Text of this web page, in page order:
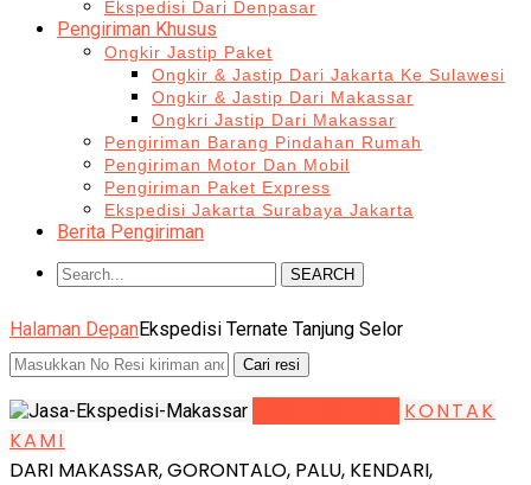
Ekspedisi Dari Denpasar
Pengiriman Khusus
Ongkir Jastip Paket
Ongkir & Jastip Dari Jakarta Ke Sulawesi
Ongkir & Jastip Dari Makassar
Ongkri Jastip Dari Makassar
Pengiriman Barang Pindahan Rumah
Pengiriman Motor Dan Mobil
Pengiriman Paket Express
Ekspedisi Jakarta Surabaya Jakarta
Berita Pengiriman
SEARCH
Halaman DepanEkspedisi Ternate Tanjung Selor
KONTAK
KAMI
DARI MAKASSAR, GORONTALO, PALU, KENDARI,